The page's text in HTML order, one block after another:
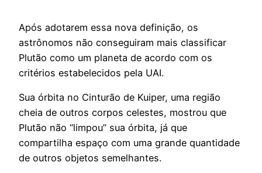
Após adotarem essa nova definição, os
astrônomos não conseguiram mais classificar
Plutão como um planeta de acordo com os
critérios estabelecidos pela UAI.
Sua órbita no Cinturão de Kuiper, uma região
cheia de outros corpos celestes, mostrou que
Plutão não “limpou” sua órbita, já que
compartilha espaço com uma grande quantidade
de outros objetos semelhantes.